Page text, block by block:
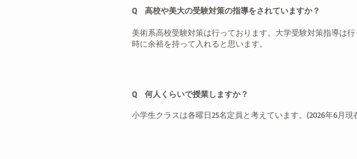
Q 高校や美大の受験対策の指導をされていますか？
美術系高校受験対策は行っております。大学受験対策指導は
時に余裕を持って入れると思います。
Q 何人くらいで授業しますか？
小学生クラスは各曜日25名定員と考えています。(2026年6月